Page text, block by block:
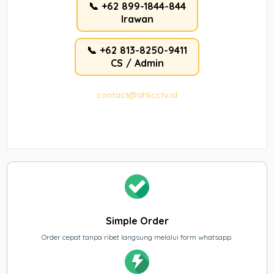
📞 +62 899-1844-844
Irawan
📞 +62 813-8250-9411
CS / Admin
contact@ahlicctv.id
Simple Order
Order cepat tanpa ribet langsung melalui form whatsapp.